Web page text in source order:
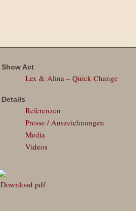
Show Act
Lex & Alina – Quick Change
Details
Referenzen
Presse / Auszeichnungen
Media
Videos
Download pdf